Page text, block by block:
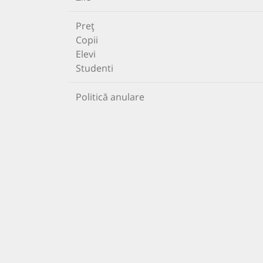
Preț
Copii
Elevi
Studenti
Politică anulare